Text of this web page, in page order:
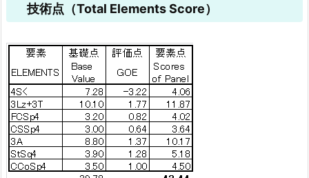
技術点（Total Elements Score）